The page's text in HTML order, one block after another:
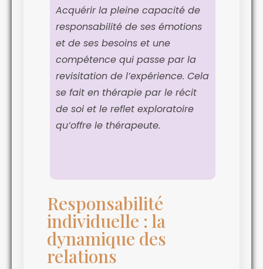
Acquérir la pleine capacité de
responsabilité de ses émotions
et de ses besoins et une
compétence qui passe par la
revisitation de l’expérience. Cela
se fait en thérapie par le récit
de soi et le reflet exploratoire
qu’offre le thérapeute.
Responsabilité
individuelle : la
dynamique des
relations